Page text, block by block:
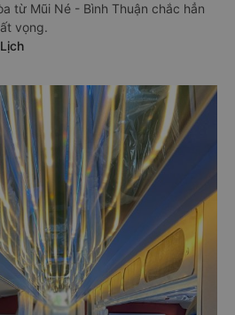
từ Mũi Né - Bình Thuận chắc hẳn
vọng.